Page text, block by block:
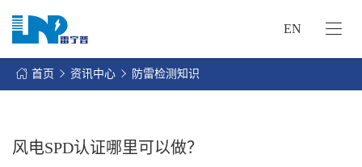
EN
首页 资讯中心 防雷检测知识
风电SPD认证哪里可以做？
网